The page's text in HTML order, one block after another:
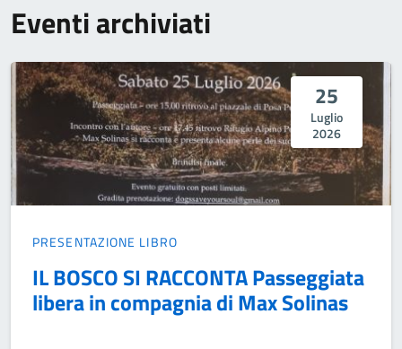
Eventi archiviati
25
Luglio
2026
PRESENTAZIONE LIBRO
IL BOSCO SI RACCONTA Passeggiata
libera in compagnia di Max Solinas